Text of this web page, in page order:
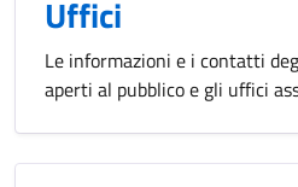
Uffici
Le informazioni e i contatti
aperti al pubblico e gli uffici